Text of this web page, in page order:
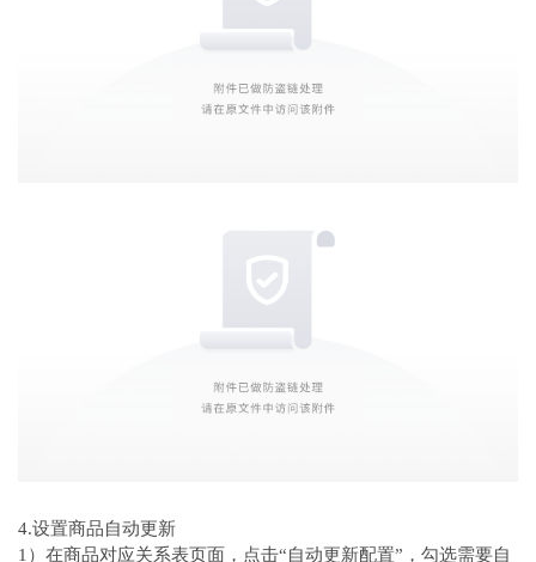
4.设置商品自动更新
1）在商品对应关系表页面，点击“自动更新配置”，勾选需要自